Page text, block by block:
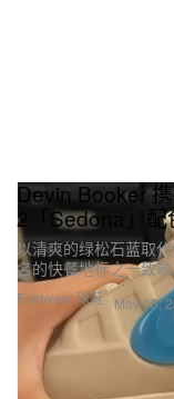
Footwear 球鞋
Devin Booker
2「Sedona」配
以清爽的绿松石蓝取
名的快餐地标之一致敬
May 15,